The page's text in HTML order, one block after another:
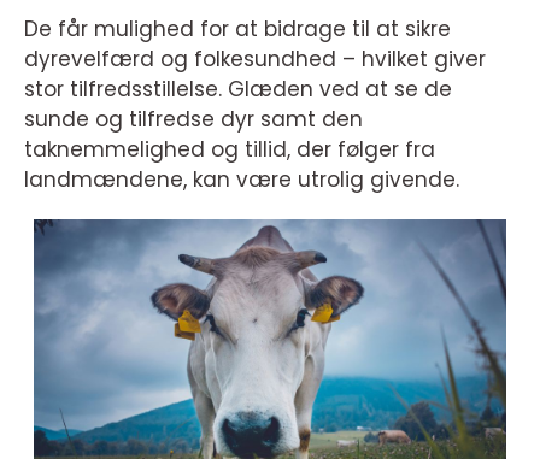
De får mulighed for at bidrage til at sikre
dyrevelfærd og folkesundhed – hvilket giver
stor tilfredsstillelse. Glæden ved at se de
sunde og tilfredse dyr samt den
taknemmelighed og tillid, der følger fra
landmændene, kan være utrolig givende.